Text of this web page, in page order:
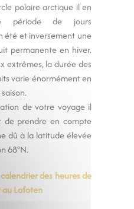
polaire arctique il en
période de jours
été et inversement une
permanente en hiver.
extrêmes, la durée des
varie énormément en
de votre voyage il
de prendre en compte
dû à la latitude élevée
68°N.
calendrier des heures de
au Lofoten